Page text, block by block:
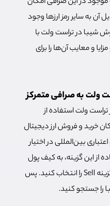
به سایر رمز ارزها وجود
شیبا در تراست ولت با
و معایب آن‌ها را برای
ولت به صرافی متمرکز
ولت استفاده از
خرید و فروش ارز دیجیتال
بین‌المللی در اختیار
از این گزینه، به کیف پول
تراست ولت خود مراجعه کرده و گزینه Sell را انتخاب کنید. پس
را جستجو کنید.